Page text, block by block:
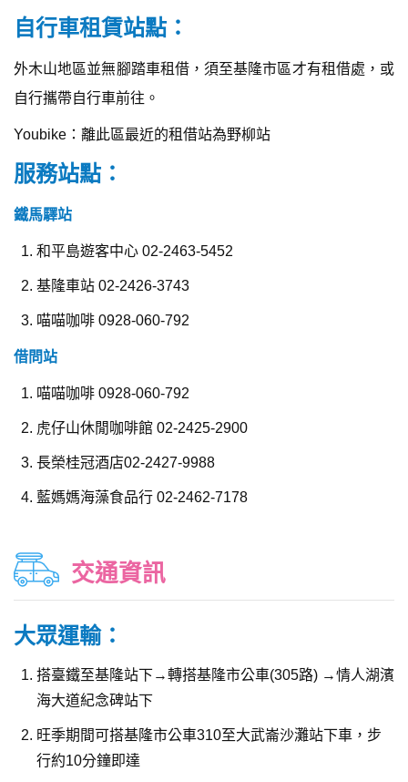
自行車租賃站點：
外木山地區並無腳踏車租借，須至基隆市區才有租借處，或
自行攜帶自行車前往。
Youbike：離此區最近的租借站為野柳站
服務站點：
鐵馬驛站
和平島遊客中心 02-2463-5452
基隆車站 02-2426-3743
喵喵咖啡 0928-060-792
借問站
喵喵咖啡 0928-060-792
虎仔山休閒咖啡館 02-2425-2900
長榮桂冠酒店02-2427-9988
藍媽媽海藻食品行 02-2462-7178
交通資訊
大眾運輸：
搭臺鐵至基隆站下→轉搭基隆市公車(305路) →情人湖濱
海大道紀念碑站下
旺季期間可搭基隆市公車310至大武崙沙灘站下車，步
行約10分鐘即達